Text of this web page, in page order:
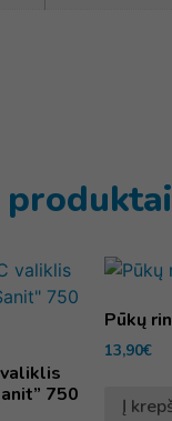
produktai
750
Pūkų
13,90€
Į